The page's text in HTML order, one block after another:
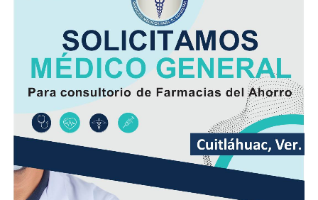
Finalmente, la SPC de Veracruz recomienda a la
población vigilar el comportamiento de ríos y arroyos
de respuesta rápida y observar su entorno por posibles
derrumbes, deslaves y deslizamiento de laderas.
Además de conducir con precaución por disminución de
la visibilidad y anegamientos urbanos, viento arrachado,
descargas eléctricas y probables granizadas en áreas de
tormenta, entre otros efectos negativos.